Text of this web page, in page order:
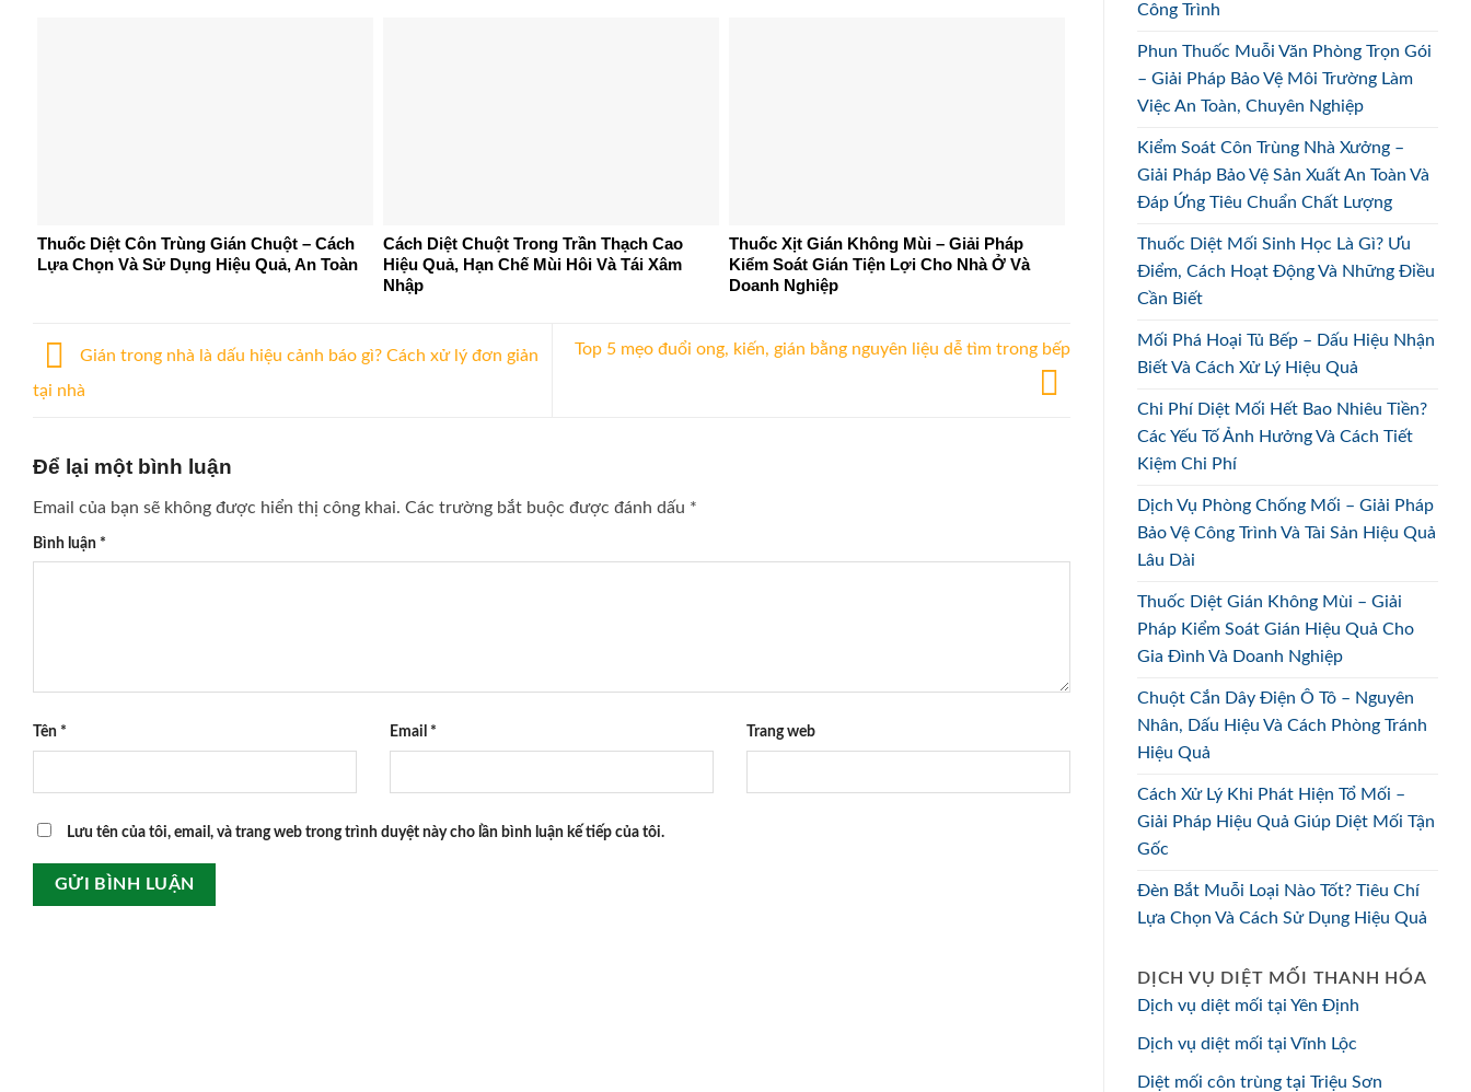
Thuốc Diệt Côn Trùng Gián Chuột – Cách
Lựa Chọn Và Sử Dụng Hiệu Quả, An Toàn
Cách Diệt Chuột Trong Trần Thạch Cao
Hiệu Quả, Hạn Chế Mùi Hôi Và Tái Xâm
Nhập
Thuốc Xịt Gián Không Mùi – Giải Pháp
Kiểm Soát Gián Tiện Lợi Cho Nhà Ở Và
Doanh Nghiệp
Gián trong nhà là dấu hiệu cảnh báo gì? Cách xử lý đơn giản
tại nhà
Top 5 mẹo đuổi ong, kiến, gián bằng nguyên liệu dễ tìm trong bếp
Để lại một bình luận
Email của bạn sẽ không được hiển thị công khai. Các trường bắt buộc được đánh dấu *
Bình luận *
Tên * Email * Trang web
Lưu tên của tôi, email, và trang web trong trình duyệt này cho lần bình luận kế tiếp của tôi.
Công Trình
Phun Thuốc Muỗi Văn Phòng Trọn Gói
– Giải Pháp Bảo Vệ Môi Trường Làm
Việc An Toàn, Chuyên Nghiệp
Kiểm Soát Côn Trùng Nhà Xưởng –
Giải Pháp Bảo Vệ Sản Xuất An Toàn Và
Đáp Ứng Tiêu Chuẩn Chất Lượng
Thuốc Diệt Mối Sinh Học Là Gì? Ưu
Điểm, Cách Hoạt Động Và Những Điều
Cần Biết
Mối Phá Hoại Tủ Bếp – Dấu Hiệu Nhận
Biết Và Cách Xử Lý Hiệu Quả
Chi Phí Diệt Mối Hết Bao Nhiêu Tiền?
Các Yếu Tố Ảnh Hưởng Và Cách Tiết
Kiệm Chi Phí
Dịch Vụ Phòng Chống Mối – Giải Pháp
Bảo Vệ Công Trình Và Tài Sản Hiệu Quả
Lâu Dài
Thuốc Diệt Gián Không Mùi – Giải
Pháp Kiểm Soát Gián Hiệu Quả Cho
Gia Đình Và Doanh Nghiệp
Chuột Cắn Dây Điện Ô Tô – Nguyên
Nhân, Dấu Hiệu Và Cách Phòng Tránh
Hiệu Quả
Cách Xử Lý Khi Phát Hiện Tổ Mối –
Giải Pháp Hiệu Quả Giúp Diệt Mối Tận
Gốc
Đèn Bắt Muỗi Loại Nào Tốt? Tiêu Chí
Lựa Chọn Và Cách Sử Dụng Hiệu Quả
DỊCH VỤ DIỆT MỐI THANH HÓA
Dịch vụ diệt mối tại Yên Định
Dịch vụ diệt mối tại Vĩnh Lộc
Diệt mối côn trùng tại Triệu Sơn